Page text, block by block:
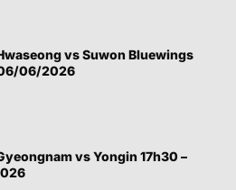
vs Suwon Bluewings
06/2026
vs Yongin 17h30 –